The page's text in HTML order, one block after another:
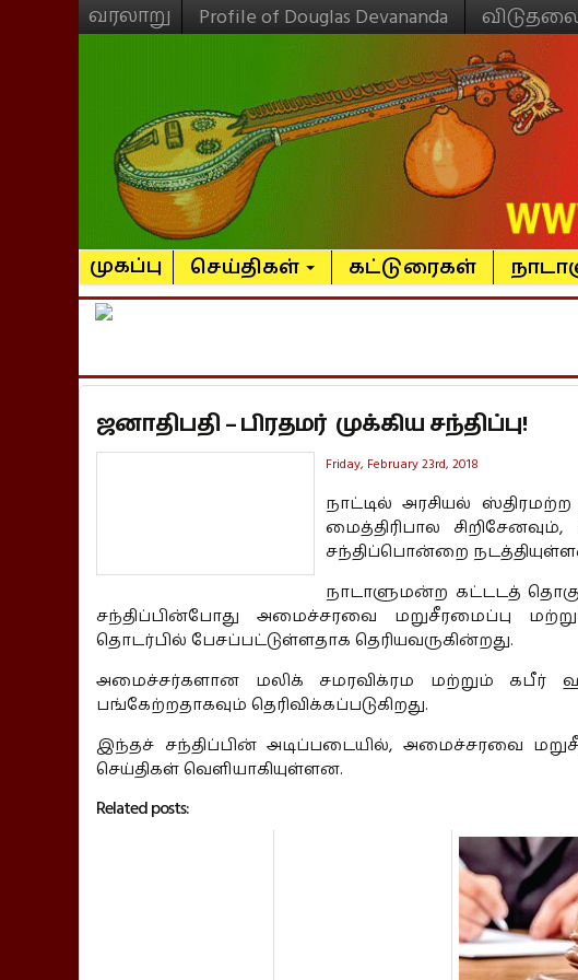
வரலாறு Profile of Douglas Devananda
முகப்பு செய்திகள் கட்டுரைகள்
ஜனாதிபதி – பிரதமர் முக்கிய சந்திப்பு!
Friday, February 23rd, 2018
நாட்டில் அரசியல்
மைத்திரிபால
சந்திப்பொன்றை
நாடாளுமன்ற கட்டடத்
சந்திப்பின்போது அமைச்சரவை மறுசீரமைப்பு
தொடர்பில் பேசப்பட்டுள்ளதாக தெரியவருகின்றது.
அமைச்சர்களான மலிக் சமரவிக்ரம மற்றும் கபீர்
பங்கேற்றதாகவும் தெரிவிக்கப்படுகிறது.
இந்தச் சந்திப்பின் அடிப்படையில், அமைச்சரவை
செய்திகள் வெளியாகியுள்ளன.
Related posts: